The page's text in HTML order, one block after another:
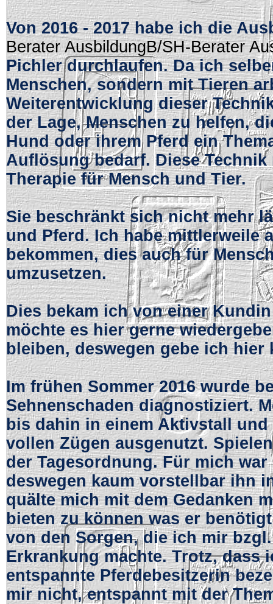
Von 2016 - 2017 habe ich die
Berater AusbildungB/SH-Berater
Pichler durchlaufen. Da ich
Menschen, sondern mit Tieren
Weiterentwicklung dieser
der Lage, Menschen zu helfen,
Hund oder ihrem Pferd ein
Auflösung bedarf. Diese
Therapie für Mensch und Tier.
Sie beschränkt sich nicht mehr
und Pferd. Ich habe mittlerweile
bekommen, dies auch für
umzusetzen.
Dies bekam ich von einer
möchte es hier gerne
bleiben, deswegen gebe ich hier
Im frühen Sommer 2016 wurde
Sehnenschaden diagnostiziert.
bis dahin in einem Aktivstall
vollen Zügen ausgenutzt.
der Tagesordnung. Für mich
deswegen kaum vorstellbar ihn
quälte mich mit dem Gedanken
bieten zu können was er
von den Sorgen, die ich mir
Erkrankung machte. Trotz, dass
entspannte Pferdebesitzerin
mir nicht, entspannt mit der